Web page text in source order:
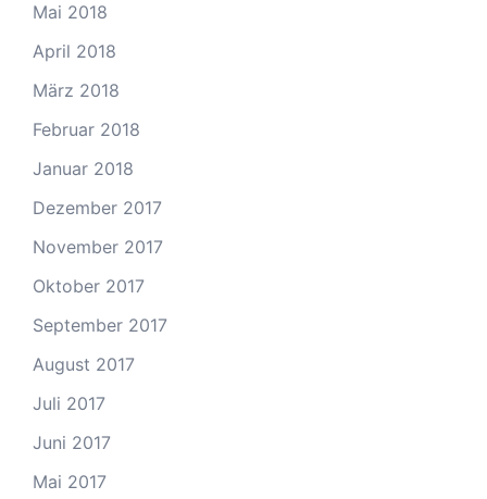
Mai 2018
April 2018
März 2018
Februar 2018
Januar 2018
Dezember 2017
November 2017
Oktober 2017
September 2017
August 2017
Juli 2017
Juni 2017
Mai 2017